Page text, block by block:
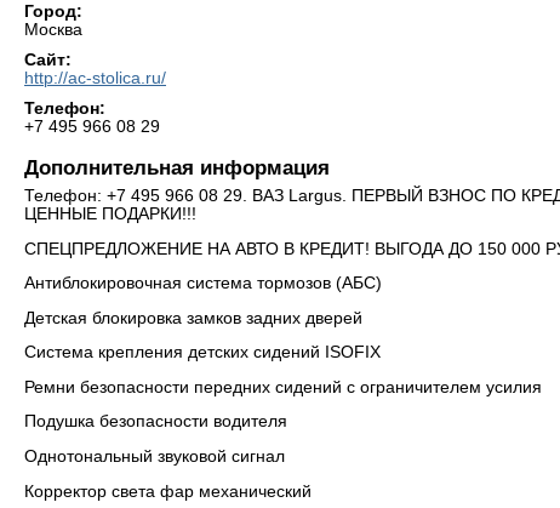
Город:
Москва
Сайт:
http://ac-stolica.ru/
Телефон:
+7 495 966 08 29
Дополнительная информация
Телефон: +7 495 966 08 29. ВАЗ Largus. ПЕРВЫЙ ВЗНОС ПО
ЦЕННЫЕ ПОДАРКИ!!!
СПЕЦПРЕДЛОЖЕНИЕ НА АВТО В КРЕДИТ! ВЫГОДА ДО 150 000
Антиблокировочная система тормозов (АБС)
Детская блокировка замков задних дверей
Система крепления детских сидений ISOFIX
Ремни безопасности передних сидений с ограничителем усилия
Подушка безопасности водителя
Однотональный звуковой сигнал
Корректор света фар механический